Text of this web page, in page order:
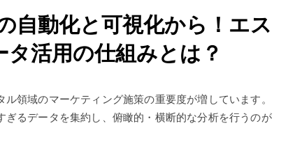
自動化と可視化から！エス
タ活用の仕組みとは？
領域のマーケティング施策の重要度が増しています。
るデータを集約し、俯瞰的・横断的な分析を行うのが